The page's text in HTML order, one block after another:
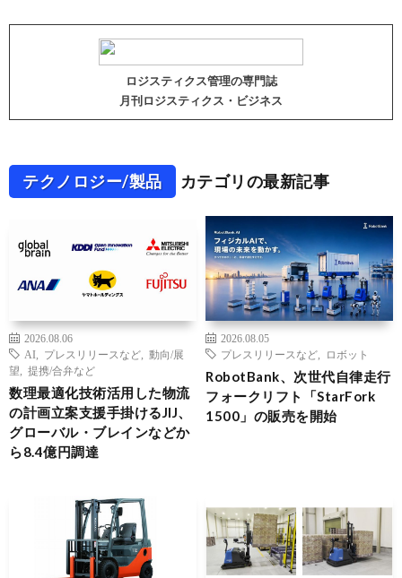
ロジスティクス管理の専門誌
月刊ロジスティクス・ビジネス
テクノロジー/製品 カテゴリの最新記事
2026.08.06
AI
プレスリリースなど
動向/展
望
提携/合弁など
数理最適化技術活用した物流
の計画立案支援手掛けるJIJ、
グローバル・ブレインなどか
ら8.4億円調達
2026.08.05
プレスリリースなど
ロボット
RobotBank、次世代自律走行
フォークリフト「StarFork
1500」の販売を開始